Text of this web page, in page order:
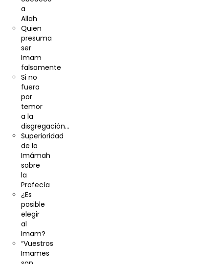
a
Allah
Quien
presuma
ser
Imam
falsamente
Si no
fuera
por
temor
a la
disgregación…
Superioridad
de la
Imámah
sobre
la
Profecía
¿Es
posible
elegir
al
Imam?
“Vuestros
Imames